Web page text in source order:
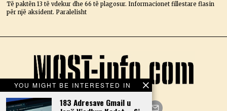
Të paktën 13 të vdekur dhe 66 të plagosur. Informacionet fillestare flasin
për një aksident. Paralelisht
YOU MIGHT BE INTERESTED IN
183 Adresave Gmail u